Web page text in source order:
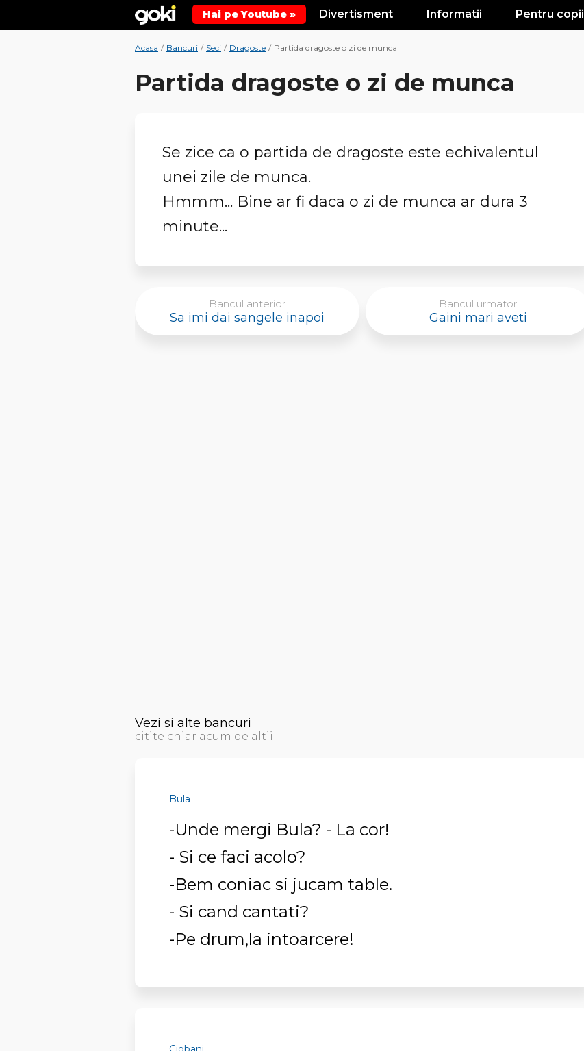
Hai pe Youtube » Divertisment Informatii Pentru copii
Acasa / Bancuri / Seci / Dragoste / Partida dragoste o zi de munca
Partida dragoste o zi de munca
Se zice ca o partida de dragoste este echivalentul
unei zile de munca.
Hmmm... Bine ar fi daca o zi de munca ar dura 3
minute...
Bancul anterior
Sa imi dai sangele inapoi
Bancul urmator
Gaini mari aveti
Vezi si alte bancuri
citite chiar acum de altii
Bula
-Unde mergi Bula? - La cor!
- Si ce faci acolo?
-Bem coniac si jucam table.
- Si cand cantati?
-Pe drum,la intoarcere!